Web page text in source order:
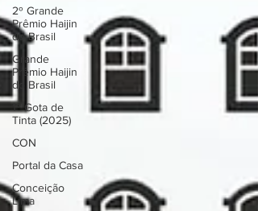
2º Grande
Prêmio Haijin
do Brasil
Grande
Prêmio Haijin
do Brasil
1º Gota de
Tinta (2025)
CON
Portal da Casa
Conceição
Lima